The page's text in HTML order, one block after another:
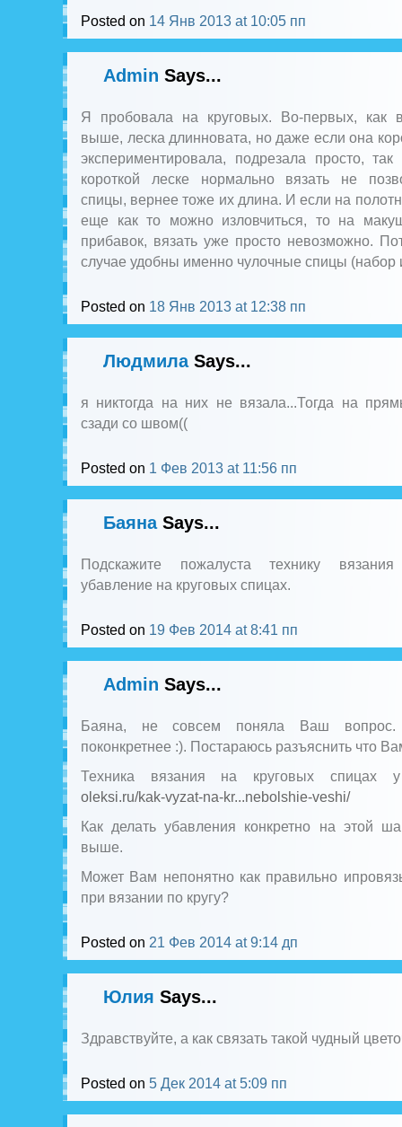
Posted on 14 Янв 2013 at 10:05 пп
Admin Says...
Я пробовала на круговых. Во-первых, как
выше, леска длинновата, но даже если она
экспериментировала, подрезала просто,
короткой леске нормально вязать не
спицы, вернее тоже их длина. И если на
еще как то можно изловчиться, то на
прибавок, вязать уже просто невозможно.
случае удобны именно чулочные спицы (набор
Posted on 18 Янв 2013 at 12:38 пп
ЛюдмилаSays...
я никтогда на них не вязала...Тогда на
сзади со швом((
Posted on 1 Фев 2013 at 11:56 пп
БаянаSays...
Подскажите пожалуста технику
убавление на круговых спицах.
Posted on 19 Фев 2014 at 8:41 пп
Admin Says...
Баяна, не совсем поняла Ваш
поконкретнее :). Постараюсь разъяснить что
Техника вязания на круговых спицах
oleksi.ru/kak-vyzat-na-kr...nebolshie-veshi/
Как делать убавления конкретно на этой
выше.
Может Вам непонятно как правильно
при вязании по кругу?
Posted on 21 Фев 2014 at 9:14 дп
Юлия Says...
Здравствуйте, а как связать такой чудный
Posted on 5 Дек 2014 at 5:09 пп